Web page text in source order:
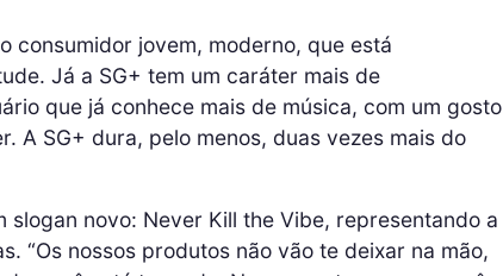
consumidor jovem, moderno, que está
Já a SG+ tem um caráter mais de
que já conhece mais de música, com um gosto
A SG+ dura, pelo menos, duas vezes mais do
slogan novo: Never Kill the Vibe, representando a
“Os nossos produtos não vão te deixar na mão,